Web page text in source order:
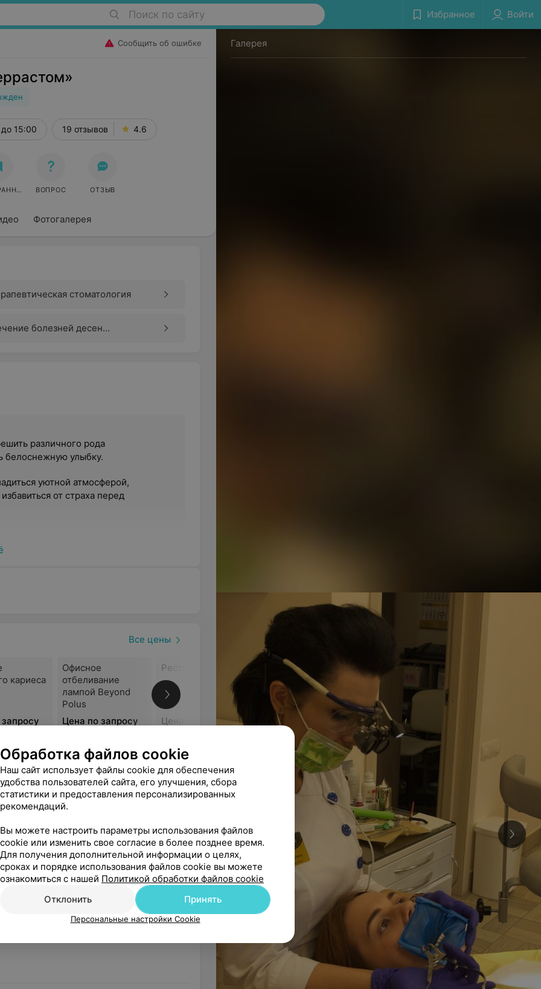
Поиск по сайту Избранное Войти
Сообщить об ошибке
Фотогалерея
до 15:00 19 отзывов 4.6
ВОПРОС ОТЗЫВ
стоматология
болезней десен
различного рода
белоснежную улыбку.
уютной атмосферой,
от страха перед
новыми методиками лечения,
Специалисты
в конференциях и семинарах,
услуг.
улыбке.
Все цены
кариеса
Офисное
отбеливание
лампой Beyond
Polus
Цена по запросу
Реставрация зубов
Цена по запросу
Все отзывы
, с радостью иду на прием , как на
она привела мои...
дети в восторге, всегда
Была ситуация, когд...
Галерея
Обработка файлов cookie
Наш сайт использует файлы cookie для обеспечения
удобства пользователей сайта, его улучшения, сбора
статистики и предоставления персонализированных
рекомендаций.
Вы можете настроить параметры использования файлов
cookie или изменить свое согласие в более позднее время.
Для получения дополнительной информации о целях,
сроках и порядке использования файлов cookie вы можете
ознакомиться с нашей Политикой обработки файлов cookie
Отклонить
Принять
Персональные настройки Cookie